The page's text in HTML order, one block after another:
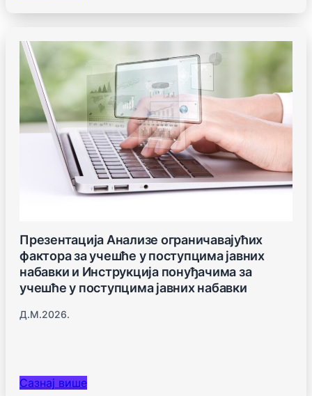
Презентација Анализе ограничавајућих
фактора за учешће у поступцима јавних
набавки и Инструкција понуђачима за
учешће у поступцима јавних набавки
Д.м.2026.
Сазнај више